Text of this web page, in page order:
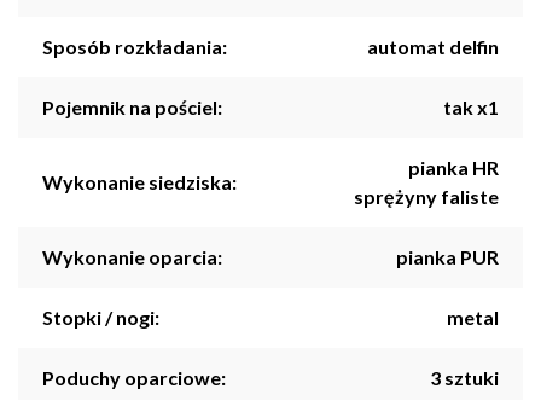
Sposób rozkładania: automat delfin
Pojemnik na pościel: tak x1
Wykonanie siedziska:
pianka HR
sprężyny faliste
Wykonanie oparcia: pianka PUR
Stopki / nogi: metal
Poduchy oparciowe: 3 sztuki